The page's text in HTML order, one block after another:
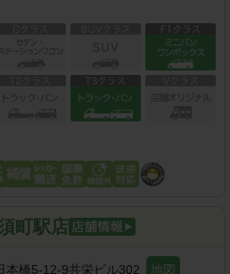
町駅店
本橋5-12-9共栄ビル302 地図